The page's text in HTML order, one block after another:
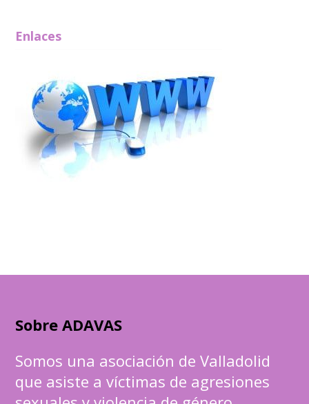
Enlaces
Sobre ADAVAS
Somos una asociación de Valladolid
que asiste a víctimas de agresiones